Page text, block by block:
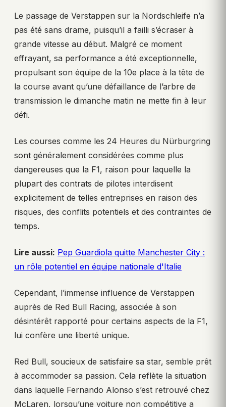
Le passage de Verstappen sur la Nordschleife n’a
pas été sans drame, puisqu’il a failli s’écraser à
grande vitesse au début. Malgré ce moment
effrayant, sa performance a été exceptionnelle,
propulsant son équipe de la 10e place à la tête de
la course avant qu’une défaillance de l’arbre de
transmission le dimanche matin ne mette fin à leur
défi.
Les courses comme les 24 Heures du Nürburgring
sont généralement considérées comme plus
dangereuses que la F1, raison pour laquelle la
plupart des contrats de pilotes interdisent
explicitement de telles entreprises en raison des
risques, des conflits potentiels et des contraintes de
temps.
Lire aussi: Pep Guardiola quitte Manchester City :
un rôle potentiel en équipe nationale d'Italie
Cependant, l’immense influence de Verstappen
auprès de Red Bull Racing, associée à son
désintérêt rapporté pour certains aspects de la F1,
lui confère une liberté unique.
Red Bull, soucieux de satisfaire sa star, semble prêt
à accommoder sa passion. Cela reflète la situation
dans laquelle Fernando Alonso s’est retrouvé chez
McLaren, lorsqu’une voiture non compétitive a